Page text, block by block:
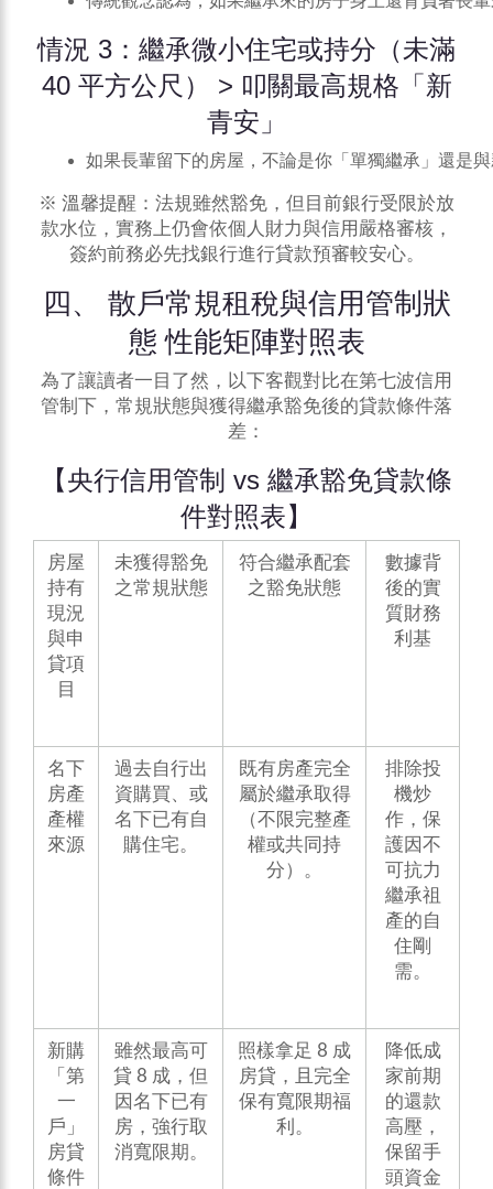
情況 3：繼承微小住宅或持分（未滿
40 平方公尺） > 叩關最高規格「新
青安」
如果長輩留下的房屋，不論是你「單獨繼承」還是
※ 溫馨提醒：法規雖然豁免，但目前銀行受限於放
款水位，實務上仍會依個人財力與信用嚴格審核，
簽約前務必先找銀行進行貸款預審較安心。
四、 散戶常規租稅與信用管制狀
態 性能矩陣對照表
為了讓讀者一目了然，以下客觀對比在第七波信用
管制下，常規狀態與獲得繼承豁免後的貸款條件落
差：
【央行信用管制 vs 繼承豁免貸款條
件對照表】
房屋
持有
現況
與申
貸項
目
未獲得豁免
之常規狀態
符合繼承配套
之豁免狀態
數據背
後的實
質財務
利基
名下
房產
產權
來源
過去自行出
資購買、或
名下已有自
購住宅。
既有房產完全
屬於繼承取得
（不限完整產
權或共同持
分）。
排除投
機炒
作，保
護因不
可抗力
繼承祖
產的自
住剛
需。
新購
「第
一
戶」
房貸
條件
雖然最高可
貸 8 成，但
因名下已有
房，強行取
消寬限期。
照樣拿足 8 成
房貸，且完全
保有寬限期福
利。
降低成
家前期
的還款
高壓，
保留手
頭資金